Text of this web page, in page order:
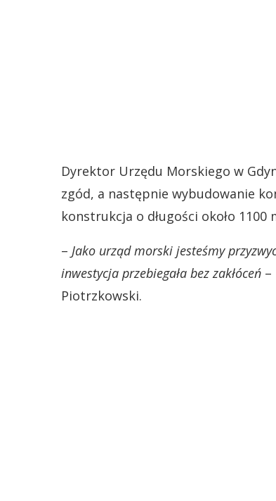
Dyrektor Urzędu Morskiego w
zgód, a następnie wybudowanie
konstrukcja o długości około 1100
– Jako urząd morski jesteśmy
inwestycja przebiegała bez zakłóceń –
Piotrzkowski.